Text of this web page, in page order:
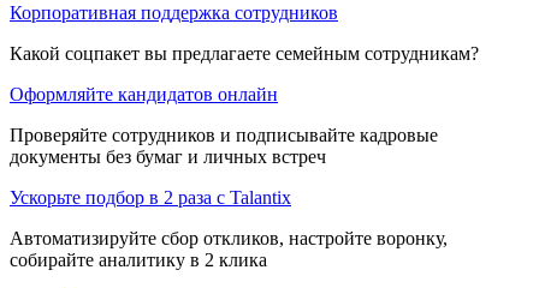
Корпоративная поддержка сотрудников
Какой соцпакет вы предлагаете семейным сотрудникам?
Оформляйте кандидатов онлайн
Проверяйте сотрудников и подписывайте кадровые
документы без бумаг и личных встреч
Ускорьте подбор в 2 раза с Talantix
Автоматизируйте сбор откликов, настройте воронку,
собирайте аналитику в 2 клика